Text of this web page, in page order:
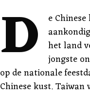
D
e
het land
jongste
op de nationale
Chinese kust. Taiwan